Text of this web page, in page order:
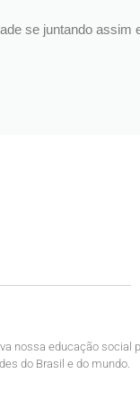
se juntando assim
nossa educação social
do Brasil e do mundo.